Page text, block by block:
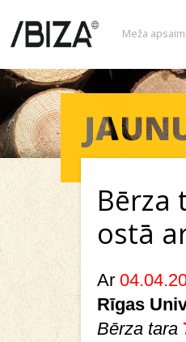
Meža
Bērza
ostā
Ar
Rīgas
Bērza tara